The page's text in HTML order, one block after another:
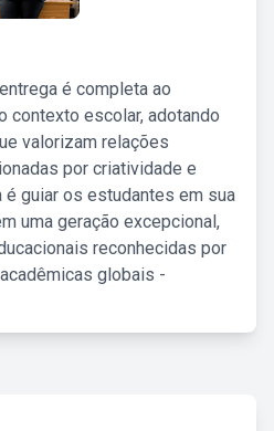
é completa ao
contexto escolar, adotando
valorizam relações
por criatividade e
é guiar os estudantes em sua
uma geração excepcional,
reconhecidas por
globais -